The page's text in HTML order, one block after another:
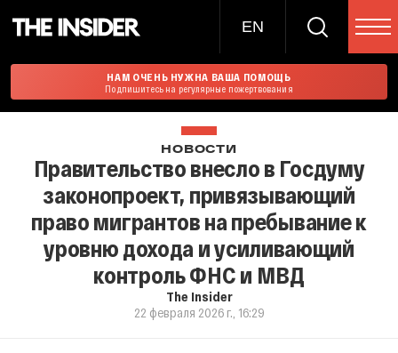
EN
НАМ ОЧЕНЬ НУЖНА ВАША ПОМОЩЬ
Подпишитесь на регулярные пожертвования
НОВОСТИ
Правительство внесло в Госдуму
законопроект, привязывающий
право мигрантов на пребывание к
уровню дохода и усиливающий
контроль ФНС и МВД
The Insider
22 февраля 2026 г., 16:29